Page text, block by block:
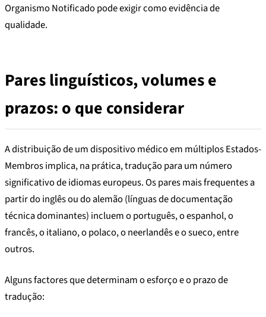
Organismo Notificado pode exigir como evidência de
qualidade.
Pares linguísticos, volumes e
prazos: o que considerar
A distribuição de um dispositivo médico em múltiplos Estados-
Membros implica, na prática, tradução para um número
significativo de idiomas europeus. Os pares mais frequentes a
partir do inglês ou do alemão (línguas de documentação
técnica dominantes) incluem o português, o espanhol, o
francês, o italiano, o polaco, o neerlandês e o sueco, entre
outros.
Alguns factores que determinam o esforço e o prazo de
tradução: